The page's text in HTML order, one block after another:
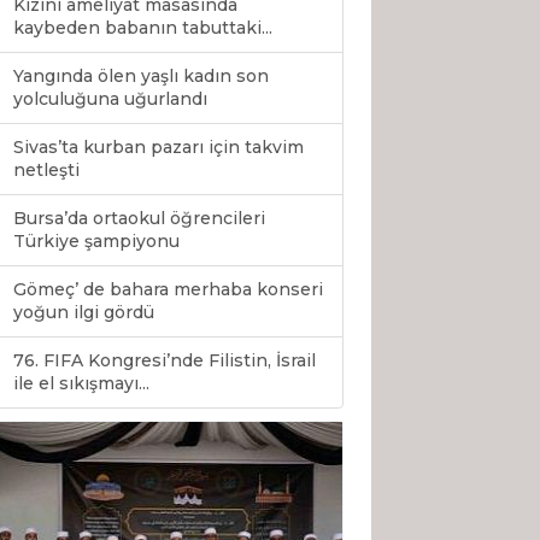
Kızını ameliyat masasında
kaybeden babanın tabuttaki...
Yangında ölen yaşlı kadın son
yolculuğuna uğurlandı
Sivas’ta kurban pazarı için takvim
netleşti
Bursa’da ortaokul öğrencileri
Türkiye şampiyonu
Gömeç’ de bahara merhaba konseri
yoğun ilgi gördü
76. FIFA Kongresi’nde Filistin, İsrail
ile el sıkışmayı...